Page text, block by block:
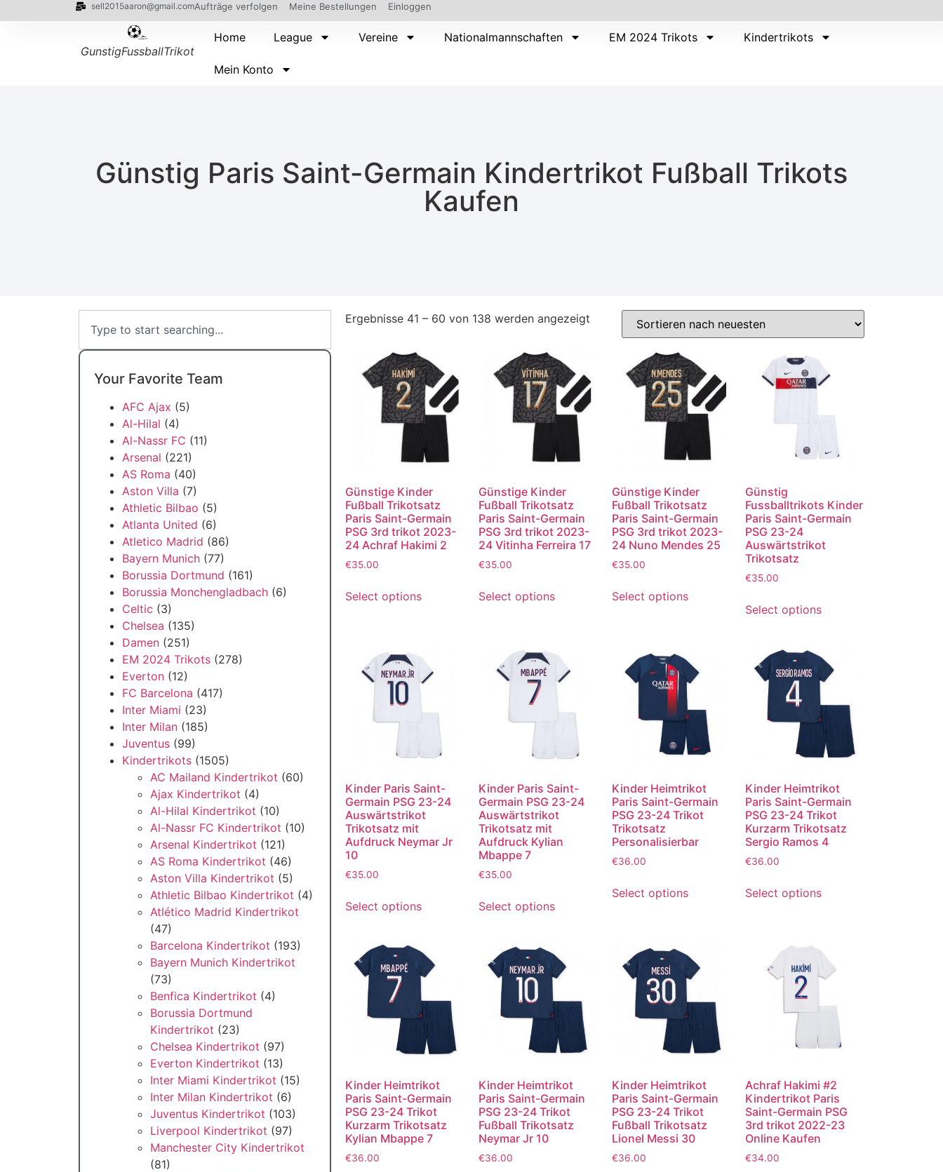
sell2015aaron@gmail.comAufträge verfolgen Meine Bestellungen Einloggen
GunstigFussballTrikot
Home League Vereine Nationalmannschaften EM 2024 Trikots Kindertrikots
Mein Konto
Günstig Paris Saint-Germain Kindertrikot Fußball Trikots
Kaufen
Your Favorite Team
AFC Ajax (5)
Al-Hilal (4)
Al-Nassr FC (11)
Arsenal (221)
AS Roma (40)
Aston Villa (7)
Athletic Bilbao (5)
Atlanta United (6)
Atletico Madrid (86)
Bayern Munich (77)
Borussia Dortmund (161)
Borussia Monchengladbach (6)
Celtic (3)
Chelsea (135)
Damen (251)
EM 2024 Trikots (278)
Everton (12)
FC Barcelona (417)
Inter Miami (23)
Inter Milan (185)
Juventus (99)
Kindertrikots (1505)
AC Mailand Kindertrikot (60)
Ajax Kindertrikot (4)
Al-Hilal Kindertrikot (10)
Al-Nassr FC Kindertrikot (10)
Arsenal Kindertrikot (121)
AS Roma Kindertrikot (46)
Aston Villa Kindertrikot (5)
Athletic Bilbao Kindertrikot (4)
Atlético Madrid Kindertrikot
(47)
Barcelona Kindertrikot (193)
Bayern Munich Kindertrikot
(73)
Benfica Kindertrikot (4)
Borussia Dortmund
Kindertrikot (23)
Chelsea Kindertrikot (97)
Everton Kindertrikot (13)
Inter Miami Kindertrikot (15)
Inter Milan Kindertrikot (6)
Juventus Kindertrikot (103)
Liverpool Kindertrikot (97)
Manchester City Kindertrikot
(81)
Ergebnisse 41 – 60 von 138 werden angezeigt
Günstige Kinder
Fußball Trikotsatz
Paris Saint-Germain
PSG 3rd trikot 2023-
24 Achraf Hakimi 2
€35.00
Select options
Günstige Kinder
Fußball Trikotsatz
Paris Saint-Germain
PSG 3rd trikot 2023-
24 Vitinha Ferreira 17
€35.00
Select options
Günstige Kinder
Fußball Trikotsatz
Paris Saint-Germain
PSG 3rd trikot 2023-
24 Nuno Mendes 25
€35.00
Select options
Günstig
Fussballtrikots Kinder
Paris Saint-Germain
PSG 23-24
Auswärtstrikot
Trikotsatz
€35.00
Select options
Kinder Paris Saint-
Germain PSG 23-24
Auswärtstrikot
Trikotsatz mit
Aufdruck Neymar Jr
10
€35.00
Select options
Kinder Paris Saint-
Germain PSG 23-24
Auswärtstrikot
Trikotsatz mit
Aufdruck Kylian
Mbappe 7
€35.00
Select options
Kinder Heimtrikot
Paris Saint-Germain
PSG 23-24 Trikot
Trikotsatz
Personalisierbar
€36.00
Select options
Kinder Heimtrikot
Paris Saint-Germain
PSG 23-24 Trikot
Kurzarm Trikotsatz
Sergio Ramos 4
€36.00
Select options
Kinder Heimtrikot
Paris Saint-Germain
PSG 23-24 Trikot
Kurzarm Trikotsatz
Kylian Mbappe 7
€36.00
Kinder Heimtrikot
Paris Saint-Germain
PSG 23-24 Trikot
Fußball Trikotsatz
Neymar Jr 10
€36.00
Kinder Heimtrikot
Paris Saint-Germain
PSG 23-24 Trikot
Fußball Trikotsatz
Lionel Messi 30
€36.00
Achraf Hakimi #2
Kindertrikot Paris
Saint-Germain PSG
3rd trikot 2022-23
Online Kaufen
€34.00